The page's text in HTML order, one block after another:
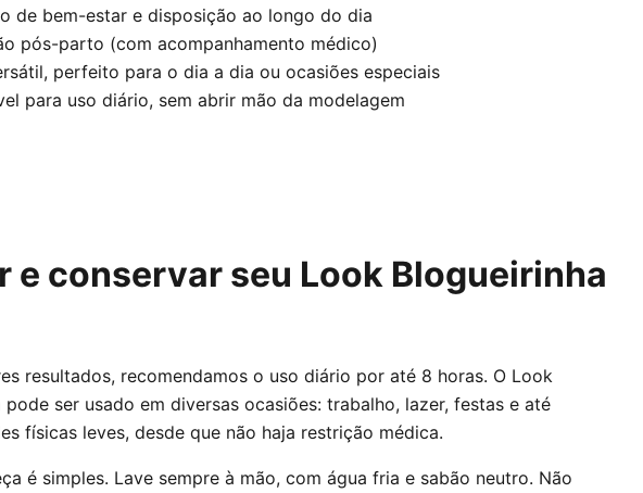
de bem-estar e disposição ao longo do dia
pós-parto (com acompanhamento médico)
perfeito para o dia a dia ou ocasiões especiais
para uso diário, sem abrir mão da modelagem
e conservar seu Look Blogueirinha
resultados, recomendamos o uso diário por até 8 horas. O Look
pode ser usado em diversas ocasiões: trabalho, lazer, festas e até
físicas leves, desde que não haja restrição médica.
é simples. Lave sempre à mão, com água fria e sabão neutro. Não